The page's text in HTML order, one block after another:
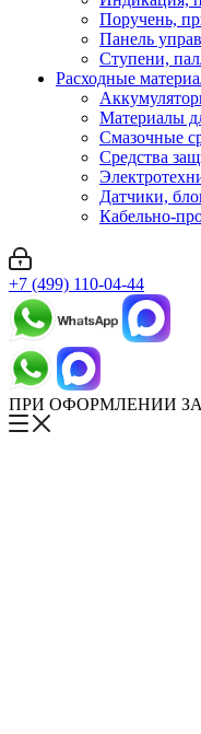
Поручень,
Панель
Ступени,
Расходные
Материалы
Смазочные
Средства
Датчики,
Кабельно-
+7 (499) 110-04-44
ПРИ ОФОРМЛЕНИИ